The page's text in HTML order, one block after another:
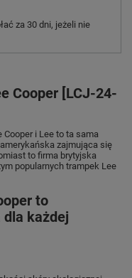
za 30 dni, jeżeli nie
Cooper [LCJ-24-
Cooper i Lee to ta sama
zajmująca się
to firma brytyjska
popularnych trampek Lee
to
dla każdej